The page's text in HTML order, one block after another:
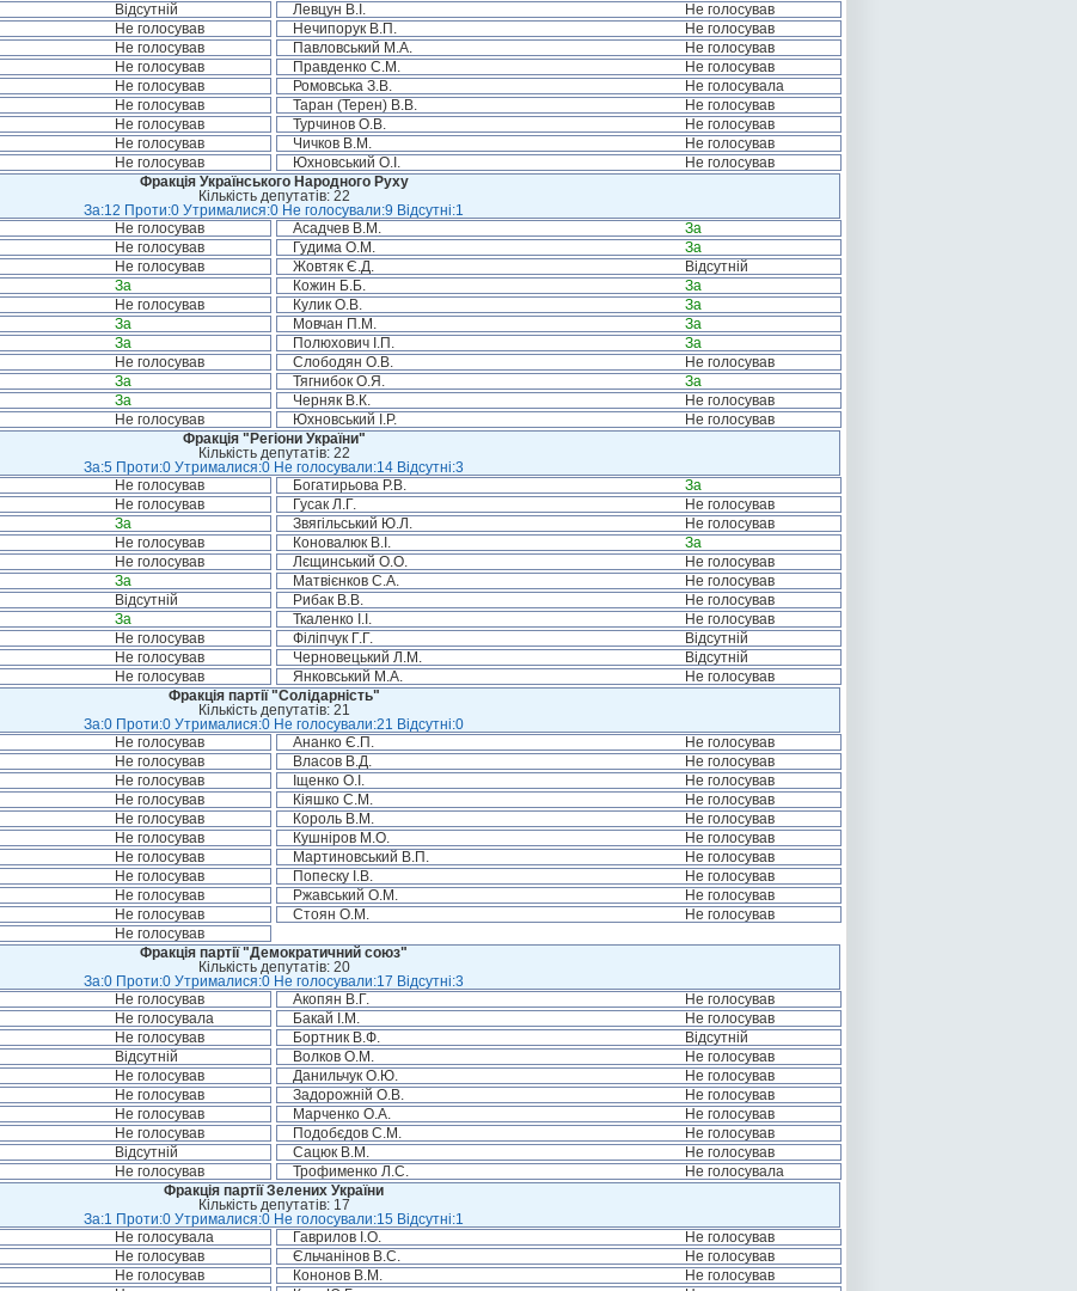
Відсутній Левцун В.І.
Не голосував
Не голосував Нечипорук В.П.
Не голосував
Не голосував Павловський М.А.
Не голосував
Не голосував Правденко С.М.
Не голосував
Не голосував Ромовська З.В.
Не голосувала
Не голосував Таран (Терен) В.В.
Не голосував
Не голосував Турчинов О.В.
Не голосував
Не голосував Чичков В.М.
Не голосував
Не голосував Юхновський О.І.
Не голосував
Фракція Українського Народного Руху
Кількість депутатів: 22
За:12 Проти:0 Утрималися:0 Не голосували:9 Відсутні:1
Не голосував Асадчев В.М.
За
Не голосував Гудима О.М.
За
Не голосував Жовтяк Є.Д.
Відсутній
За Кожин Б.Б.
За
Не голосував Кулик О.В.
За
За Мовчан П.М.
За
За Полюхович І.П.
За
Не голосував Слободян О.В.
Не голосував
За Тягнибок О.Я.
За
За Черняк В.К.
Не голосував
Не голосував Юхновський І.Р.
Не голосував
Фракція "Регіони України"
Кількість депутатів: 22
За:5 Проти:0 Утрималися:0 Не голосували:14 Відсутні:3
Не голосував Богатирьова Р.В.
За
Не голосував Гусак Л.Г.
Не голосував
За Звягільський Ю.Л.
Не голосував
Не голосував Коновалюк В.І.
За
Не голосував Лєщинський О.О.
Не голосував
За Матвієнков С.А.
Не голосував
Відсутній Рибак В.В.
Не голосував
За Ткаленко І.І.
Не голосував
Не голосував Філіпчук Г.Г.
Відсутній
Не голосував Черновецький Л.М.
Відсутній
Не голосував Янковський М.А.
Не голосував
Фракція партії "Солідарність"
Кількість депутатів: 21
За:0 Проти:0 Утрималися:0 Не голосували:21 Відсутні:0
Не голосував Ананко Є.П.
Не голосував
Не голосував Власов В.Д.
Не голосував
Не голосував Іщенко О.І.
Не голосував
Не голосував Кіяшко С.М.
Не голосував
Не голосував Король В.М.
Не голосував
Не голосував Кушніров М.О.
Не голосував
Не голосував Мартиновський В.П.
Не голосував
Не голосував Попеску І.В.
Не голосував
Не голосував Ржавський О.М.
Не голосував
Не голосував Стоян О.М.
Не голосував
Не голосував
Фракція партії "Демократичний союз"
Кількість депутатів: 20
За:0 Проти:0 Утрималися:0 Не голосували:17 Відсутні:3
Не голосував Акопян В.Г.
Не голосував
Не голосувала Бакай І.М.
Не голосував
Не голосував Бортник В.Ф.
Відсутній
Відсутній Волков О.М.
Не голосував
Не голосував Данильчук О.Ю.
Не голосував
Не голосував Задорожній О.В.
Не голосував
Не голосував Марченко О.А.
Не голосував
Не голосував Подобєдов С.М.
Не голосував
Відсутній Сацюк В.М.
Не голосував
Не голосував Трофименко Л.С.
Не голосувала
Фракція партії Зелених України
Кількість депутатів: 17
За:1 Проти:0 Утрималися:0 Не голосували:15 Відсутні:1
Не голосувала Гаврилов І.О.
Не голосував
Не голосував Єльчанінов В.С.
Не голосував
Не голосував Кононов В.М.
Не голосував